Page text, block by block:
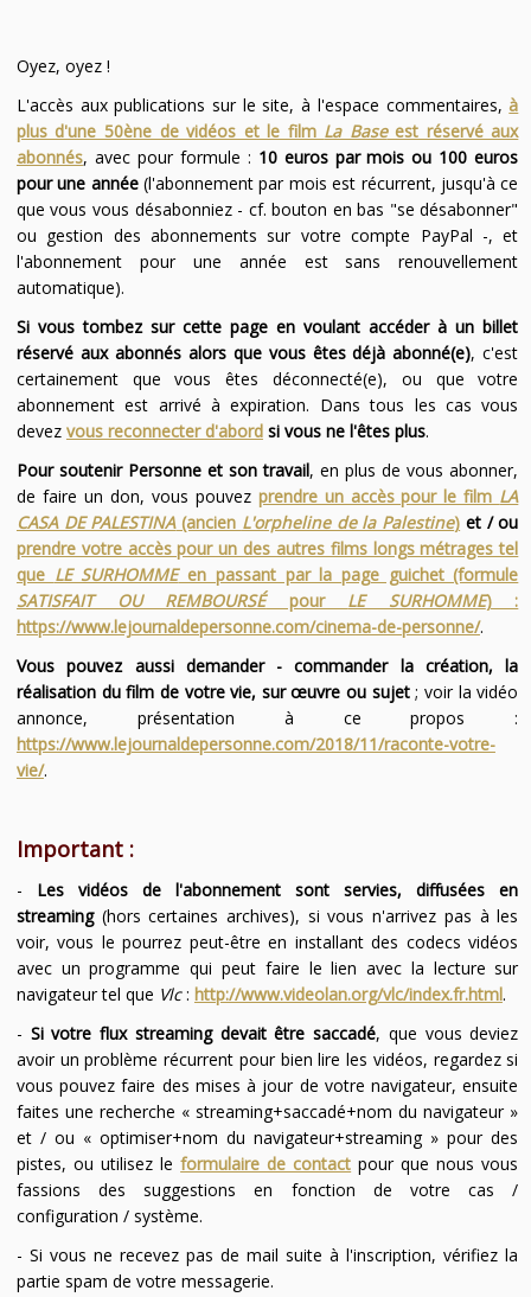
Oyez, oyez !
L'accès aux publications sur le site, à l'espace commentaires,à
plus d'une 50ène de vidéos et le film La Baseest réservé aux
abonnés, avec pour formule : 10 euros par mois ou 100 euros
pour une année(l'abonnement par mois est récurrent, jusqu'à ce
que vous vous désabonniez - cf. bouton en bas "se désabonner"
ou gestion des abonnements sur votre compte PayPal -, et
l'abonnement pour une année est sans renouvellement
automatique).
Si vous tombez sur cette page en voulant accéder à un billet
réservé aux abonnés alors que vous êtes déjà abonné(e), c'est
certainement que vous êtes déconnecté(e), ou que votre
abonnement est arrivé à expiration. Dans tous les cas vous
devez vous reconnecter d'abordsi vous ne l'êtes plus.
Pour soutenir Personne et son travail, en plus de vous abonner,
de faire un don, vous pouvez prendre un accès pour le film LA
CASA DE PALESTINA(ancien L'orpheline de la Palestine) et / ou
prendre votre accès pour un des autres films longs métrages tel
que LE SURHOMMEen passant par la page guichet (formule
SATISFAIT OU REMBOURSÉpour LE SURHOMME) :
https://www.lejournaldepersonne.com/cinema-de-personne/.
Vous pouvez aussi demander - commander la création, la
réalisation du film de votre vie, sur œuvre ou sujet; voir la vidéo
annonce, présentation à ce propos :
https://www.lejournaldepersonne.com/2018/11/raconte-votre-
vie/.
Important :
- Les vidéos de l'abonnement sont servies, diffusées en
streaming(hors certaines archives), si vous n'arrivez pas à les
voir, vous le pourrez peut-être en installant des codecs vidéos
avec un programme qui peut faire le lien avec la lecture sur
navigateur tel que Vlc: http://www.videolan.org/vlc/index.fr.html.
- Si votre flux streaming devait être saccadé, que vous deviez
avoir un problème récurrent pour bien lire les vidéos, regardez si
vous pouvez faire des mises à jour de votre navigateur, ensuite
faites une recherche « streaming+saccadé+nom du navigateur »
et / ou « optimiser+nom du navigateur+streaming » pour des
pistes, ou utilisez leformulaire de contact pour que nous vous
fassions des suggestions en fonction de votre cas /
configuration / système.
- Si vous ne recevez pas de mail suite à l'inscription, vérifiez la
partie spam de votre messagerie.